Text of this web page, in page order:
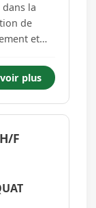
dans la
de
et
plus
F